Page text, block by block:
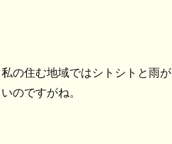
の住む地域ではシトシトと雨が
のですがね。